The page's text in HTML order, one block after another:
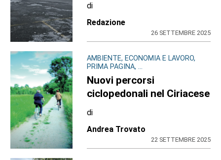
di
Redazione
26 SETTEMBRE 2025
AMBIENTE, ECONOMIA E LAVORO,
PRIMA PAGINA, ...
Nuovi percorsi
ciclopedonali nel Ciriacese
di
Andrea Trovato
22 SETTEMBRE 2025